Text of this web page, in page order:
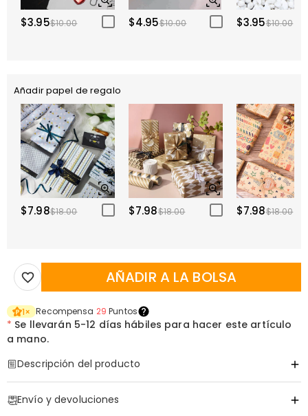
$3.95$10.00 $4.95$10.00 $3.95$10.00
Añadir papel de regalo
$7.98$18.00 $7.98$18.00 $7.98$18.00
AÑADIR A LA BOLSA
1× Recompensa 29 Puntos
* Se llevarán 5-12 días hábiles para hacer este artículo
a mano.
Descripción del producto
Envío y devoluciones